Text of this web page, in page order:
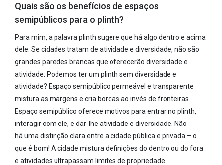
Quais são os benefícios de espaços
semipúblicos para o plinth?
Para mim, a palavra plinth sugere que há algo dentro e acima
dele. Se cidades tratam de atividade e diversidade, não são
grandes paredes brancas que oferecerão diversidade e
atividade. Podemos ter um plinth sem diversidade e
atividade? Espaço semipúblico permeável e transparente
mistura as margens e cria bordas ao invés de fronteiras.
Espaço semipúblico oferece motivos para entrar no plinth,
interagir com ele, e dar-lhe atividade e diversidade. Não
há uma distinção clara entre a cidade pública e privada – o
que é bom! A cidade mistura definições do dentro ou do fora
e atividades ultrapassam limites de propriedade.